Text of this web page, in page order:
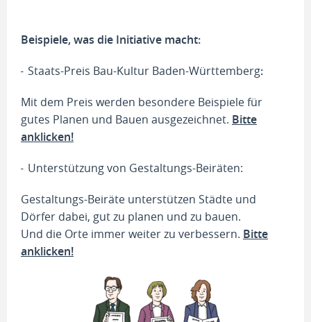
Beispiele, was die Initiative macht:
Staats-Preis Bau-Kultur Baden-Württemberg:
Mit dem Preis werden besondere Beispiele für
gutes Planen und Bauen ausgezeichnet. Bitte
anklicken!
Unterstützung von Gestaltungs-Beiräten:
Gestaltungs-Beiräte unterstützen Städte und
Dörfer dabei, gut zu planen und zu bauen.
Und die Orte immer weiter zu verbessern. Bitte
anklicken!